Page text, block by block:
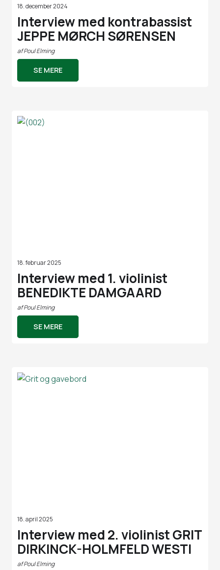
18. december 2024
Interview med kontrabassist
JEPPE MØRCH SØRENSEN
afPoul Elming
SE MERE
18. februar 2025
Interview med 1. violinist
BENEDIKTE DAMGAARD
afPoul Elming
SE MERE
18. april 2025
Interview med 2. violinist GRIT
DIRKINCK-HOLMFELD WESTI
afPoul Elming